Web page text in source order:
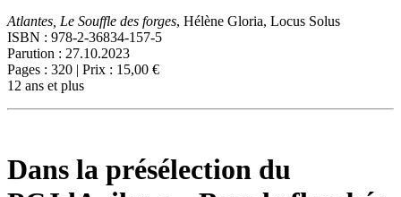
Atlantes, Le Souffle des forges, Hélène Gloria, Locus Solus
ISBN : 978-2-36834-157-5
Parution : 27.10.2023
Pages : 320 | Prix : 15,00 €
12 ans et plus
Dans la présélection du